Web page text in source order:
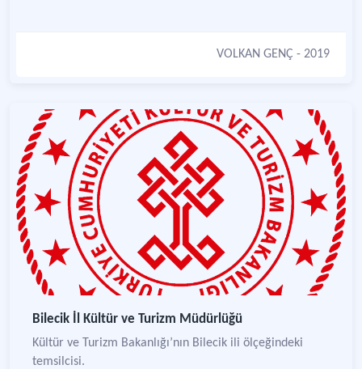
VOLKAN GENÇ - 2019
Bilecik İl Kültür ve Turizm Müdürlüğü
Kültür ve Turizm Bakanlığı’nın Bilecik ili ölçeğindeki
temsilcisi.